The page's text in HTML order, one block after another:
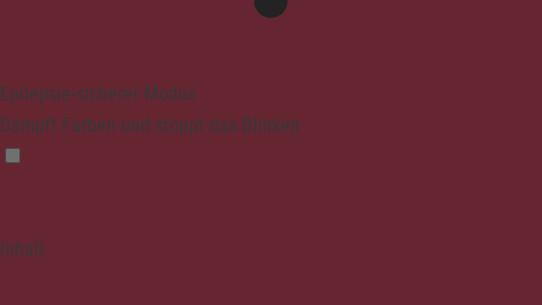
Epilepsie-sicherer Modus
Dämpft Farben und stoppt das Blinken
Inhalt